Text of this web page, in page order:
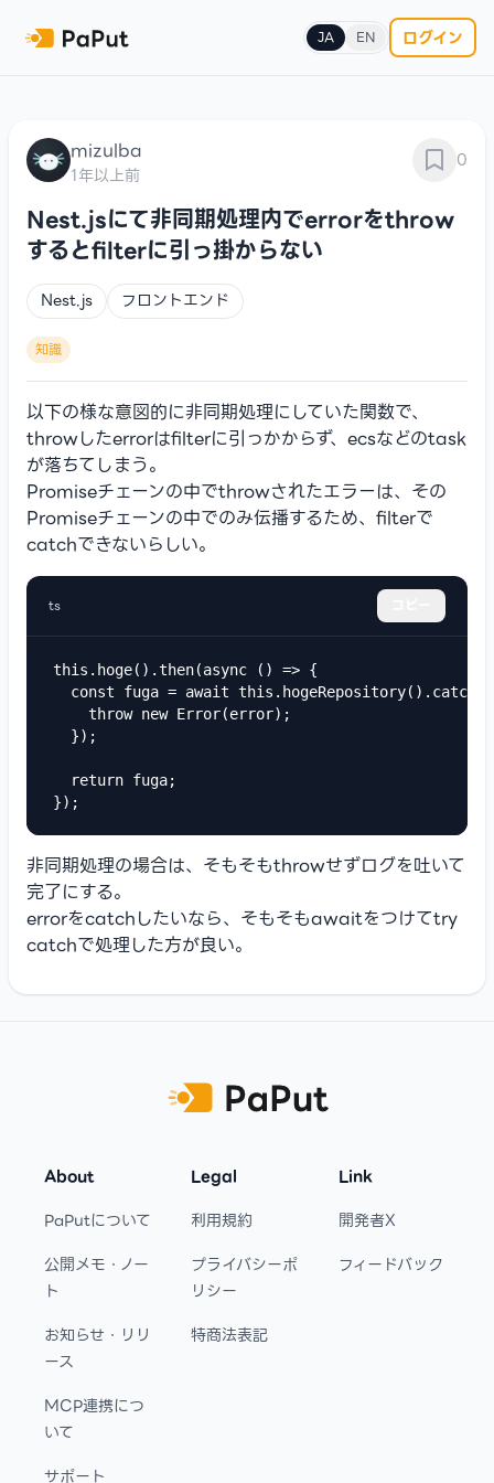
JA EN ログイン
mizulba
1年以上前
0
Nest.jsにて非同期処理内でerrorをthrow
するとfilterに引っ掛からない
Nest.js フロントエンド
知識
以下の様な意図的に非同期処理にしていた関数で、
throwしたerrorはfilterに引っかからず、ecsなどのtask
が落ちてしまう。
Promiseチェーンの中でthrowされたエラーは、その
Promiseチェーンの中でのみ伝播するため、filterで
catchできないらしい。
ts
this.hoge().then(async () => {
const fuga = await
    throw new Error(error);
  });
  return fuga;
});
非同期処理の場合は、そもそもthrowせずログを吐いて
完了にする。
errorをcatchしたいなら、そもそもawaitをつけてtry
catchで処理した方が良い。
About
PaPutについて
公開メモ・ノー
ト
お知らせ・リリ
ース
MCP連携につ
いて
サポート
Legal
利用規約
プライバシーポ
リシー
特商法表記
Link
開発者X
フィードバック